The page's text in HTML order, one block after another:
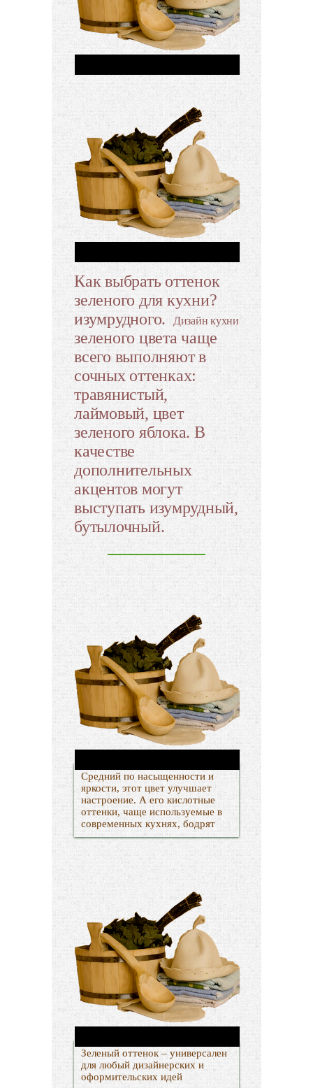
Как выбрать оттенок
зеленого для кухни?
изумрудного. Дизайн кухни
зеленого цвета чаще
всего выполняют в
сочных оттенках:
травянистый,
лаймовый, цвет
зеленого яблока. В
качестве
дополнительных
акцентов могут
выступать изумрудный,
бутылочный.
Средний по насыщенности и
яркости, этот цвет улучшает
настроение. А его кислотные
оттенки, чаще используемые в
современных кухнях, бодрят
Зеленый оттенок – универсален
для любый дизайнерских и
оформительских идей